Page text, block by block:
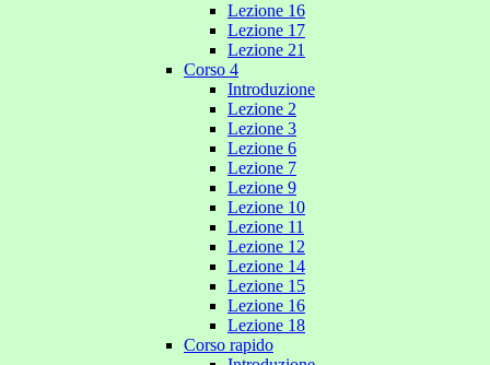
Lezione 16
Lezione 17
Lezione 21
Corso 4
Introduzione
Lezione 2
Lezione 3
Lezione 6
Lezione 7
Lezione 9
Lezione 10
Lezione 11
Lezione 12
Lezione 14
Lezione 15
Lezione 16
Lezione 18
Corso rapido